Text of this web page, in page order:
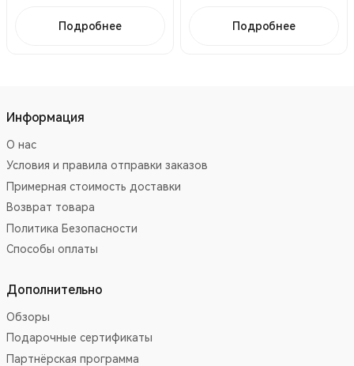
Подробнее Подробнее
Информация
О нас
Условия и правила отправки заказов
Примерная стоимость доставки
Возврат товара
Политика Безопасности
Способы оплаты
Дополнительно
Обзоры
Подарочные сертификаты
Партнёрская программа